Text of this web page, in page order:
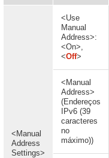
<Manual
Address
Settings>
<Use
Manual
Address>:
<On>,
<Off>
<Manual
Address>
(Endereços
IPv6 (39
caracteres
no
máximo))